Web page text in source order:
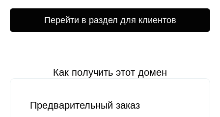
Перейти в раздел для клиентов
Как получить этот домен
Предварительный заказ